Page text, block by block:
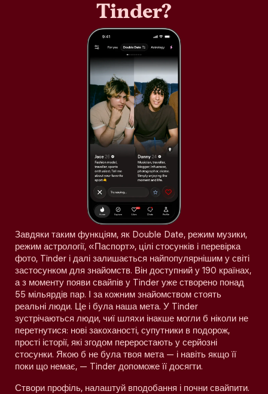
Tinder?
Завдяки таким функціям, як Double Date, режим музики,
режим астрології, «Паспорт», цілі стосунків і перевірка
фото, Tinder і далі залишається найпопулярнішим у світі
застосунком для знайомств. Він доступний у 190 країнах,
а з моменту появи свайпів у Tinder уже створено понад
55 мільярдів пар. І за кожним знайомством стоять
реальні люди. Це і була наша мета. У Tinder
зустрічаються люди, чиї шляхи інакше могли б ніколи не
перетнутися: нові закоханості, супутники в подорож,
прості історії, які згодом переростають у серйозні
стосунки. Якою б не була твоя мета — і навіть якщо її
поки що немає, — Tinder допоможе її досягти.
Створи профіль, налаштуй вподобання і почни свайпити.